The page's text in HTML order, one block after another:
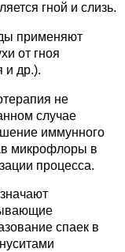
гной и слизь.
применяют
от гноя
и др.).
не
случае
иммунного
микрофлоры в
процесса.
спаек в